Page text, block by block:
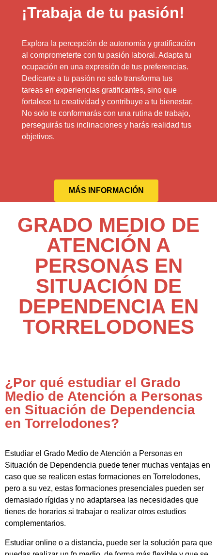
¡Trabaja de tu pasión!
Explora la percepción de autonomía y gratificación
al comprometerte con tu pasión laboral. Adapta tu
ocupación en una expresión de tus preferencias.
Dedicarte a tu pasión no solo transforma tus
tareas en experiencias gratificantes, sino que
fortalece tu creatividad y contribuye a tu bienestar.
No solo te conformarás con una rutina de trabajo,
perseguirás tus inclinaciones y harás realidad tus
objetivos.
MÁS INFORMACIÓN
GRADO MEDIO DE
ATENCIÓN A
PERSONAS EN
SITUACIÓN DE
DEPENDENCIA EN
TORRELODONES
¿Por qué estudiar el Grado
Medio de Atención a Personas
en Situación de Dependencia
en Torrelodones?
Estudiar el Grado Medio de Atención a Personas en
Situación de Dependencia puede tener muchas ventajas en
caso que se realicen estas formaciones en Torrelodones,
pero a su vez, estas formaciones presenciales pueden ser
demasiado rígidas y no adaptarsea las necesidades que
tienes de horarios si trabajar o realizar otros estudios
complementarios.
Estudiar online o a distancia, puede ser la solución para que